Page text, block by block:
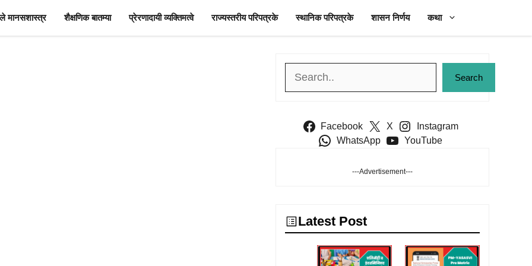
मानसशास्त्र शैक्षणिक बातम्या प्रेरणादायी व्यक्तिमत्वे राज्यस्तरीय परिपत्रके स्थानिक परिपत्रके शासन निर्णय कथा
Search
Facebook X
Instagram
WhatsApp
YouTube
---Advertisement---
Latest Post